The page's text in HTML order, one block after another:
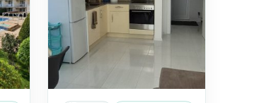
вкладенням. Територія, що
інфраструктурою і